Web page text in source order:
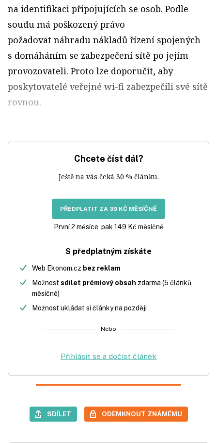
na identifikaci připojujících se osob. Podle
soudu má poškozený právo
požadovat náhradu nákladů řízení spojených
s domáháním se zabezpečení sítě po jejím
provozovateli. Proto lze doporučit, aby
poskytovatelé veřejné wi-fi zabezpečili své sítě
rovnou.
Chcete číst dál?
Ještě na vás čeká 30 % článku.
PŘEDPLATIT ZA 39 KČ MĚSÍČNĚ
První 2 měsíce, pak 149 Kč měsíčně
S předplatným získáte
Web Ekonom.cz bez reklam
Možnost sdílet prémiový obsah zdarma (5 článků
měsíčně)
Možnost ukládat si články na později
Nebo
Přihlásit se a dočíst článek
SDÍLET ODEMKNOUT ZNÁMÉMU